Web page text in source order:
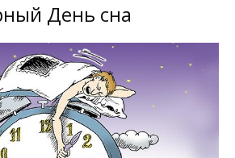
День сна